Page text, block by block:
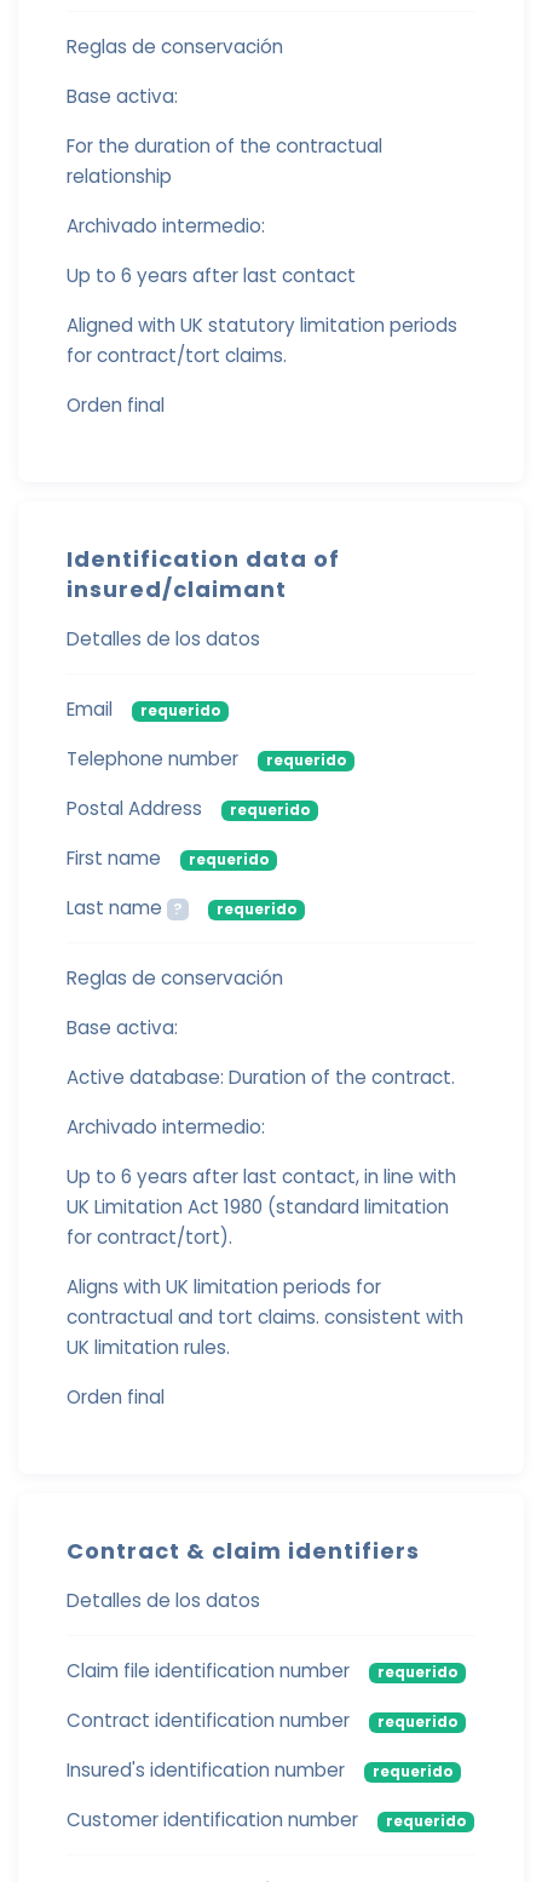
Reglas de conservación
Base activa:
For the duration of the contractual
relationship
Archivado intermedio:
Up to 6 years after last contact
Aligned with UK statutory limitation periods
for contract/tort claims.
Orden final
Identification data of
insured/claimant
Detalles de los datos
Email requerido
Telephone number requerido
Postal Address requerido
First name requerido
Last name ? requerido
Reglas de conservación
Base activa:
Active database: Duration of the contract.
Archivado intermedio:
Up to 6 years after last contact, in line with
UK Limitation Act 1980 (standard limitation
for contract/tort).
Aligns with UK limitation periods for
contractual and tort claims. consistent with
UK limitation rules.
Orden final
Contract & claim identifiers
Detalles de los datos
Claim file identification number requerido
Contract identification number requerido
Insured's identification number requerido
Customer identification number requerido